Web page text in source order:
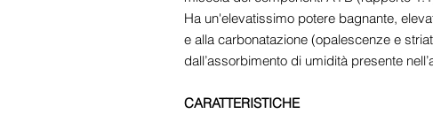
Ha un'elevatissimo potere bagnante,
e alla carbonatazione (opalescenze e
dall’assorbimento di umidità presente
CARATTERISTICHE